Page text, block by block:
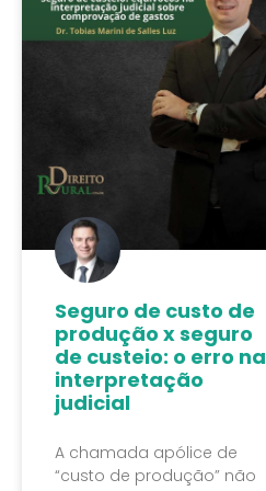
Seguro de custo de
produção x seguro
de custeio: o erro na
interpretação
judicial
A chamada apólice de
“custo de produção” não